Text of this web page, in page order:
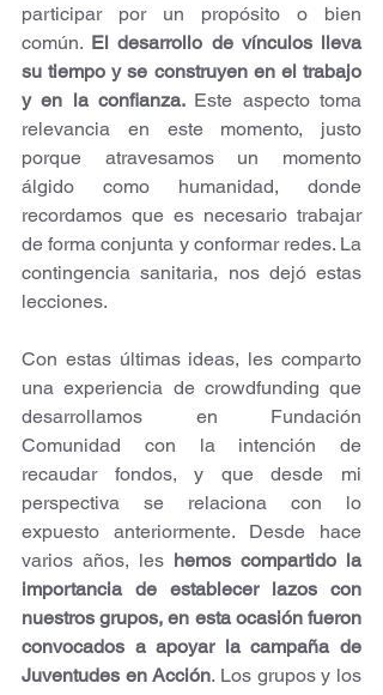
participar por un propósito o bien
común. El desarrollo de vínculos lleva
su tiempo y se construyen en el trabajo
y en la confianza. Este aspecto toma
relevancia en este momento, justo
porque atravesamos un momento
álgido como humanidad, donde
recordamos que es necesario trabajar
de forma conjunta y conformar redes. La
contingencia sanitaria, nos dejó estas
lecciones.
Con estas últimas ideas, les comparto
una experiencia de crowdfunding que
desarrollamos en Fundación
Comunidad con la intención de
recaudar fondos, y que desde mi
perspectiva se relaciona con lo
expuesto anteriormente. Desde hace
varios años, les hemos compartido la
importancia de establecer lazos con
nuestros grupos, en esta ocasión fueron
convocados a apoyar la campaña de
Juventudes en Acción. Los grupos y los